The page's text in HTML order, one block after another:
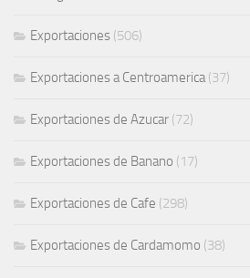
Exportaciones (506)
Exportaciones a Centroamerica(37)
Exportaciones de Azucar (72)
Exportaciones de Banano (17)
Exportaciones de Cafe (298)
Exportaciones de Cardamomo (38)